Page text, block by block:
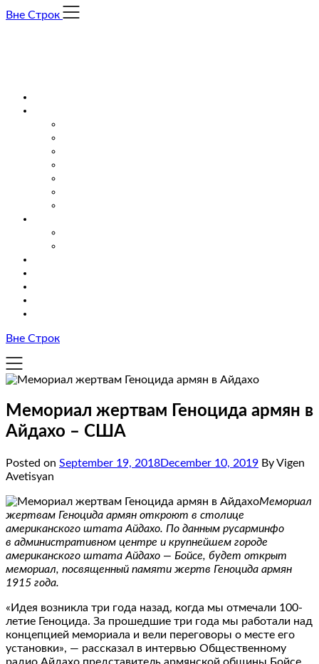
Skip
Вне Строк
Вне Строк
Мемориал жертвам Геноцида армян в
Айдахо – США
Posted on September 19, 2018December 10, 2019 By Vigen
Avetisyan
Мемориал
жертвам Геноцида армян откроют в столице
американского штата Айдахо. По данным русарминфо
в административном центре и крупнейшем городе
американского штата Айдахо — Бойсе, будет открыт
мемориал, посвященный памяти жертв Геноцида армян
1915 года.
«Идея возникла три года назад, когда мы отмечали 100-
летие Геноцида. За прошедшие три года мы работали над
концепцией мемориала и вели переговоры о месте его
установки», — рассказал в интервью Общественному